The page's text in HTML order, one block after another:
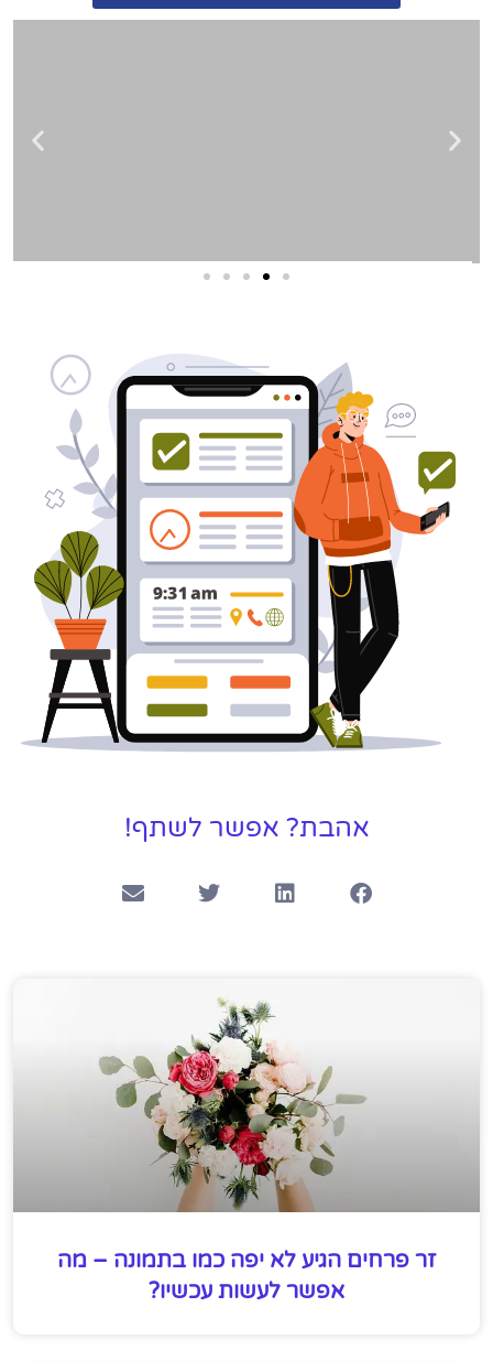
בעל/ת עסק? סוכנות ניהול מוניטין
לקידום, שיווק ופרסום באינטרנט
כאן עבורך!
לפרטים
אהבת? אפשר לשתף!
זר פרחים הגיע לא יפה כמו בתמונה – מה
אפשר לעשות עכשיו?